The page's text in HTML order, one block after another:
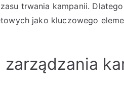
trwania kampanii.
jako kluczowego